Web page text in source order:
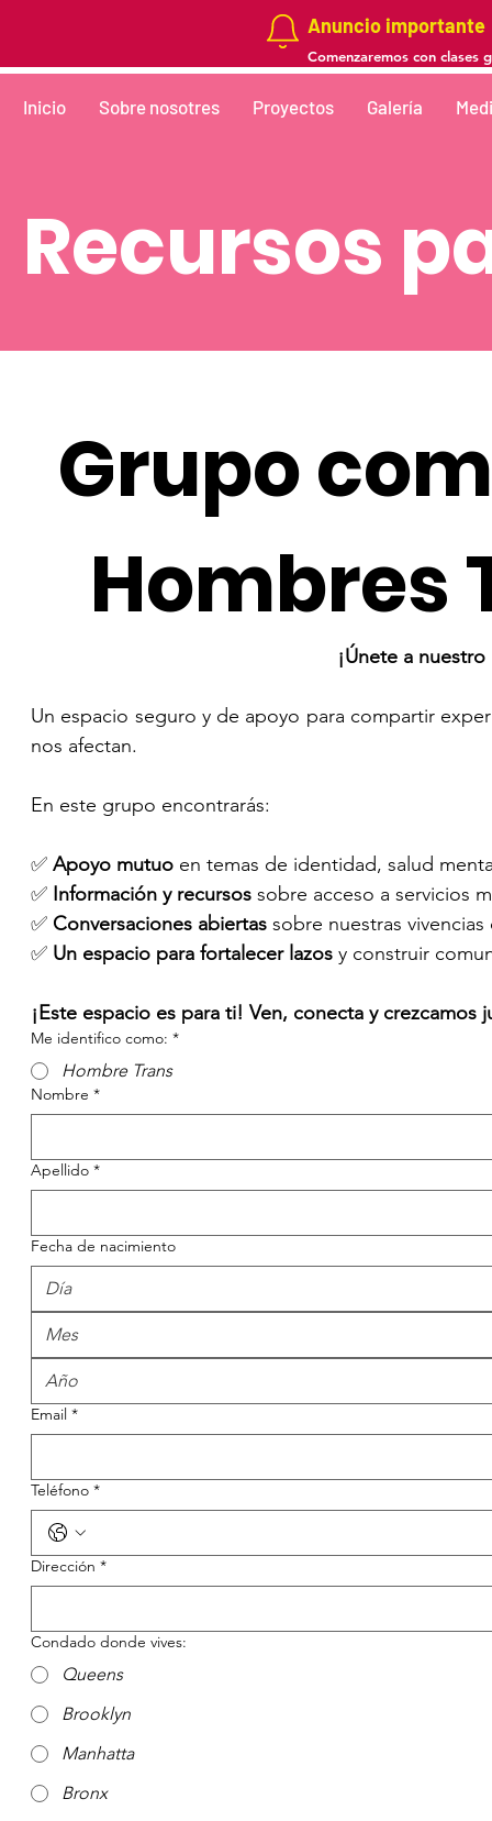
Anuncio importante
Comenzaremos con
Inicio Sobre nosotres Proyectos Galería
Recursos
Grupo
Hombres
¡Únete a
Un espacio seguro y de apoyo para compartir
En este grupo encontrarás:
✅ Apoyo mutuo en temas de identidad, salud
✅ Información y recursos sobre acceso a servicios
✅ Conversaciones abiertas sobre nuestras
✅ Un espacio para fortalecer lazos y construir
¡Este espacio es para ti! Ven, conecta y crezcamos
Me identifico como: *
Hombre Trans
Nombre *
Apellido *
Fecha de nacimiento
Mes
Email *
Teléfono *
Dirección *
Condado donde vives:
Queens
Brooklyn
Manhatta
Bronx